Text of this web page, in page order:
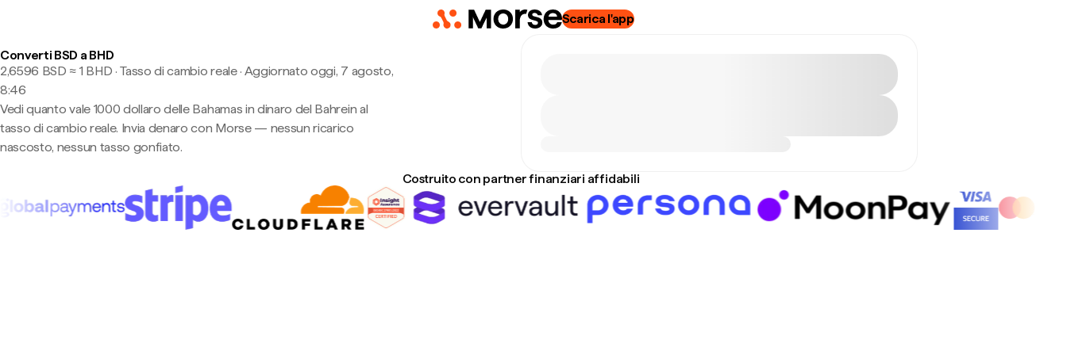
Scarica l'app
Converti BSD a BHD
2,6596 BSD ≈ 1 BHD · Tasso di cambio reale· Aggiornato oggi, 7 agosto,
8:46
Vedi quanto vale 1000 dollaro delle Bahamas in dinaro del Bahrein al
tasso di cambio reale. Invia denaro con Morse — nessun ricarico
nascosto, nessun tasso gonfiato.
Costruito con partner finanziari affidabili